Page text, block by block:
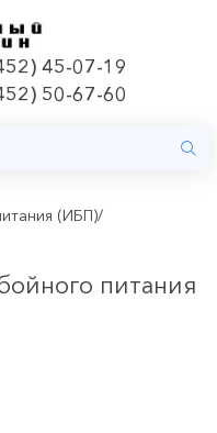
45-07-19
50-67-60
(ИБП)/
питания